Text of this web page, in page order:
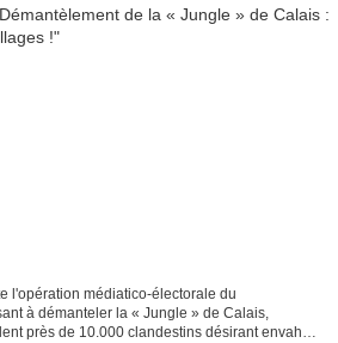
l'opération médiatico-électorale du
à démanteler la « Jungle » de Calais,
près de 10.000 clandestins désirant envahir